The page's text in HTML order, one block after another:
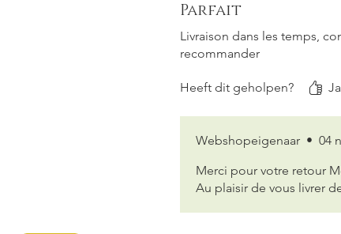
Parfait
Livraison dans les temps,
recommander
Heeft dit geholpen?
Webshopeigenaar • 04
Merci pour votre retour
Au plaisir de vous livrer